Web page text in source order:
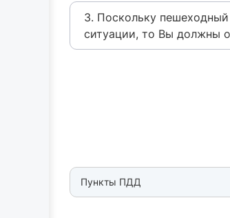
3. Поскольку пешеходный
ситуации, то Вы должны
Пункты ПДД